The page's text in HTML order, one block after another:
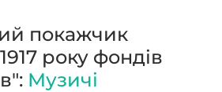
покажчик
року фондів
Музичі